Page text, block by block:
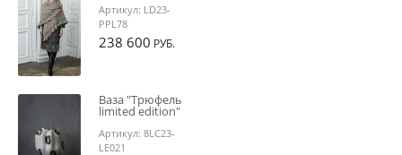
Артикул: LD23-
PPL78
238 600 РУБ.
Ваза "Трюфель
limited edition"
Артикул: 8LC23-
LE021